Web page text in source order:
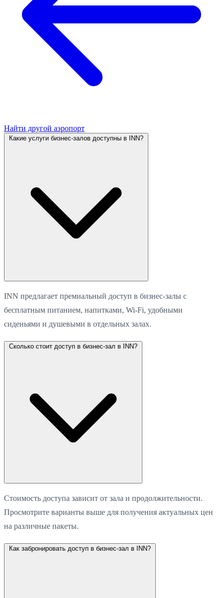
Найти другой аэропорт
Какие услуги бизнес-залов доступны в INN?
INN предлагает премиальный доступ в бизнес-залы с
бесплатным питанием, напитками, Wi-Fi, удобными
сиденьями и душевыми в отдельных залах.
Сколько стоит доступ в бизнес-зал в INN?
Стоимость доступа зависит от зала и продолжительности.
Просмотрите варианты выше для получения актуальных цен
на различные пакеты.
Как забронировать доступ в бизнес-зал в INN?